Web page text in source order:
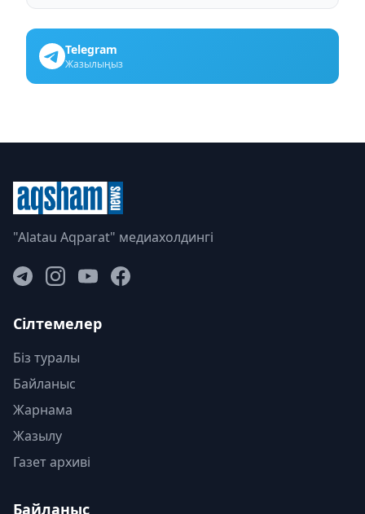
Telegram
Жазылыңыз
"Alatau Aqparat" медиахолдингі
Сілтемелер
Біз туралы
Байланыс
Жарнама
Жазылу
Газет архиві
Байланыс